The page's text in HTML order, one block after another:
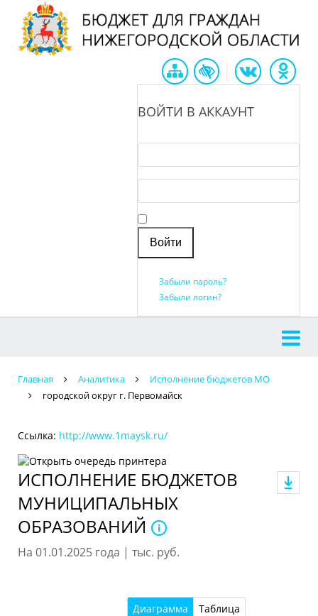
ВОЙТИ В АККАУНТ
Забыли пароль?
Забыли логин?
Главная Аналитика
Исполнение бюджетов МО
городской округ г. Первомайск
Ссылка: http://www.1maysk.ru/
ИСПОЛНЕНИЕ БЮДЖЕТОВ
МУНИЦИПАЛЬНЫХ
ОБРАЗОВАНИЙ
На 01.01.2025 года | тыс. руб.
Диаграмма Таблица